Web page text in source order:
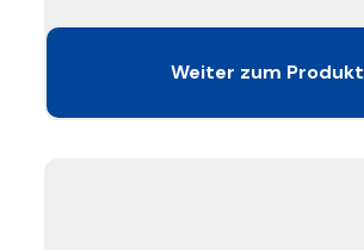
Weiter zum Produkt